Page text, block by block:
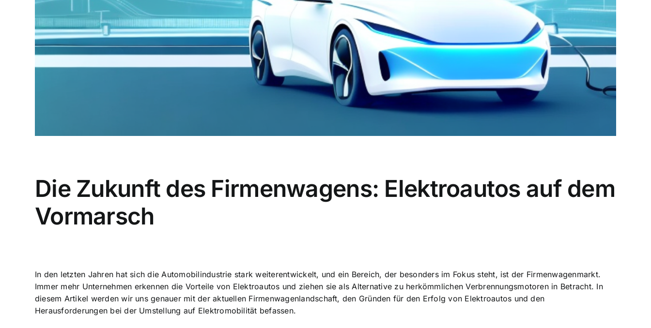
Die Zukunft des Firmenwagens: Elektroautos auf dem
Vormarsch
In den letzten Jahren hat sich die Automobilindustrie stark weiterentwickelt, und ein Bereich, der besonders im Fokus steht, ist der Firmenwagenmarkt.
Immer mehr Unternehmen erkennen die Vorteile von Elektroautos und ziehen sie als Alternative zu herkömmlichen Verbrennungsmotoren in Betracht. In
diesem Artikel werden wir uns genauer mit der aktuellen Firmenwagenlandschaft, den Gründen für den Erfolg von Elektroautos und den
Herausforderungen bei der Umstellung auf Elektromobilität befassen.